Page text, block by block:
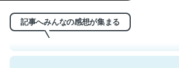
記事へみんなの感想が集まる
─今のこの状況が信じられるかい？ by ラーズ・